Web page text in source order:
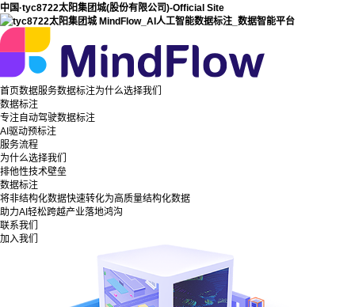
中国·tyc8722太阳集团城(股份有限公司)-Official Site
首页数据服务数据标注为什么选择我们
数据标注
专注自动驾驶数据标注
AI驱动预标注
服务流程
为什么选择我们
排他性技术壁垒
数据标注
将非结构化数据快速转化为高质量结构化数据
助力AI轻松跨越产业落地鸿沟
联系我们
加入我们